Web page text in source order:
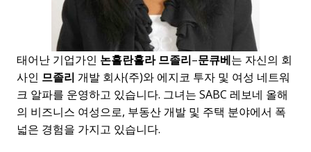
태어난 기업가인 논흘란흘라 므졸리–문큐베는 자신의 회
사인 므졸리 개발 회사(주)와 에지코 투자 및 여성 네트워
크 알파를 운영하고 있습니다. 그녀는 SABC 레보네 올해
의 비즈니스 여성으로, 부동산 개발 및 주택 분야에서 폭
넓은 경험을 가지고 있습니다.